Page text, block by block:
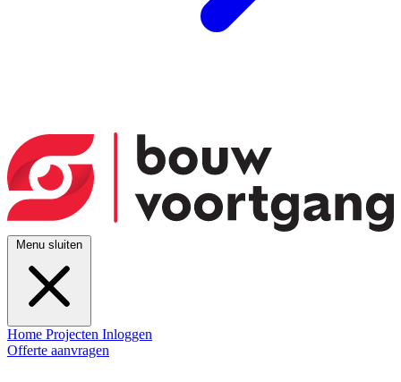
Menu sluiten
Home Projecten Inloggen
Offerte aanvragen